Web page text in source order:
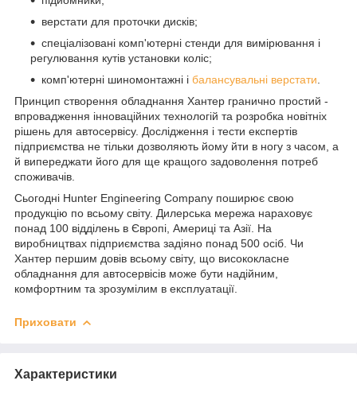
верстати для проточки дисків;
спеціалізовані комп'ютерні стенди для вимірювання і
регулювання кутів установки коліс;
комп'ютерні шиномонтажні і балансувальні верстати
Принцип створення обладнання Хантер гранично простий -
впровадження інноваційних технологій та розробка новітніх
рішень для автосервісу. Дослідження і тести експертів
підприємства не тільки дозволяють йому йти в ногу з часом, а
й випереджати його для ще кращого задоволення потреб
споживачів.
Сьогодні Hunter Engineering Company поширює свою
продукцію по всьому світу. Дилерська мережа нараховує
понад 100 відділень в Європі, Америці та Азії. На
виробництвах підприємства задіяно понад 500 осіб. Чи
Хантер першим довів всьому світу, що висококласне
обладнання для автосервісів може бути надійним,
комфортним та зрозумілим в експлуатації.
Приховати
Характеристики